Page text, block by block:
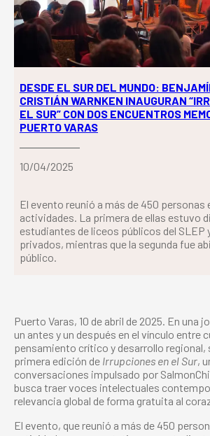
DESDE EL SUR DEL MUNDO:
CRISTIÁN WARNKEN INAUGURAN
EL SUR” CON DOS ENCUENTROS
PUERTO VARAS
10/04/2025
El evento reunió a más de 450 personas
actividades. La primera de ellas estuvo
estudiantes de liceos públicos del SLEP
privados, mientras que la segunda fue
público.
Puerto Varas, 10 de abril de 2025. En una
un antes y un después en el vínculo entre
pensamiento crítico y desarrollo regional,
primera edición de Irrupciones en el Sur,
conversaciones impulsado por
busca traer voces intelectuales
relevancia global de forma gratuita al
El evento, que reunió a más de 450